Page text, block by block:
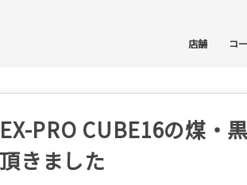
店舗 コ
PRO CUBE16の煤・
きました